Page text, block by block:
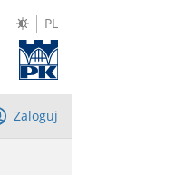
PL
Zaloguj